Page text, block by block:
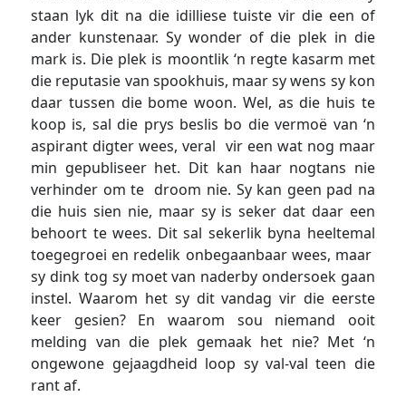
staan lyk dit na die idilliese tuiste vir die een of
ander kunstenaar. Sy wonder of die plek in die
mark is. Die plek is moontlik ‘n regte kasarm met
die reputasie van spookhuis, maar sy wens sy kon
daar tussen die bome woon. Wel, as die huis te
koop is, sal die prys beslis bo die vermoë van ‘n
aspirant digter wees, veral vir een wat nog maar
min gepubliseer het. Dit kan haar nogtans nie
verhinder om te droom nie. Sy kan geen pad na
die huis sien nie, maar sy is seker dat daar een
behoort te wees. Dit sal sekerlik byna heeltemal
toegegroei en redelik onbegaanbaar wees, maar
sy dink tog sy moet van naderby ondersoek gaan
instel. Waarom het sy dit vandag vir die eerste
keer gesien? En waarom sou niemand ooit
melding van die plek gemaak het nie? Met ‘n
ongewone gejaagdheid loop sy val-val teen die
rant af.